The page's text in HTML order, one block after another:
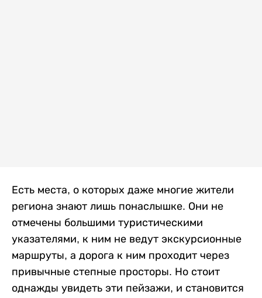
Есть места, о которых даже многие жители
региона знают лишь понаслышке. Они не
отмечены большими туристическими
указателями, к ним не ведут экскурсионные
маршруты, а дорога к ним проходит через
привычные степные просторы. Но стоит
однажды увидеть эти пейзажи, и становится